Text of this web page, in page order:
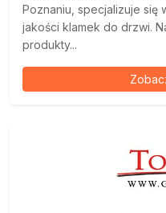
Poznaniu, specjalizuje się
jakości klamek do drzwi.
produkty...